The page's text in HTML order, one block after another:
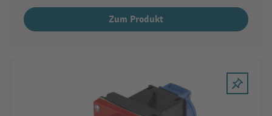
Zum Produkt